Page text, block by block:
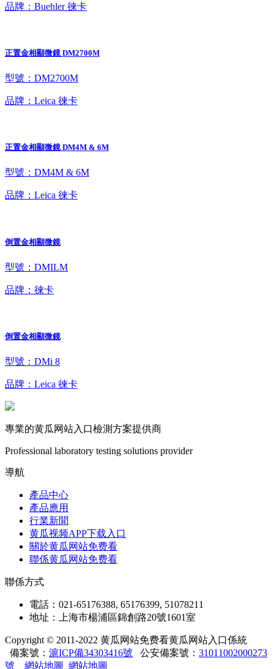
品牌：Buehler 徠卡
正置金相顯微鏡 DM2700M
型號：DM2700M
品牌：Leica 徠卡
正置金相顯微鏡 DM4M & 6M
型號：DM4M & 6M
品牌：Leica 徠卡
倒置金相顯微鏡
型號：DMILM
品牌：徠卡
倒置金相顯微鏡
型號：DMi 8
品牌：Leica 徠卡
專業的黄瓜网站入口檢測方案提供商
Professional laboratory testing solutions provider
導航
產品中心
產品應用
行業新聞
黄瓜视频APP下载入口
關於黄瓜网站免费看
聯係黄瓜网站免费看
聯係方式
電話：021-65176388, 65176399, 51078211
地址：上海市楊浦區錦創路20號1601室
Copyright © 2011-2022 黄瓜网站免费看黄瓜网站入口係統
備案號： 滬ICP備34303416號 公安備案號： 31011002000273
號
網站地圖 網站地圖